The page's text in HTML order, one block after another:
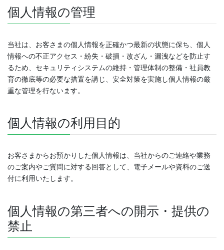
個人情報の管理
当社は、お客さまの個人情報を正確かつ最新の状態に保ち、個人
情報への不正アクセス・紛失・破損・改ざん・漏洩などを防止す
るため、セキュリティシステムの維持・管理体制の整備・社員教
育の徹底等の必要な措置を講じ、安全対策を実施し個人情報の厳
重な管理を行ないます。
個人情報の利用目的
お客さまからお預かりした個人情報は、当社からのご連絡や業務
のご案内やご質問に対する回答として、電子メールや資料のご送
付に利用いたします。
個人情報の第三者への開示・提供の
禁止